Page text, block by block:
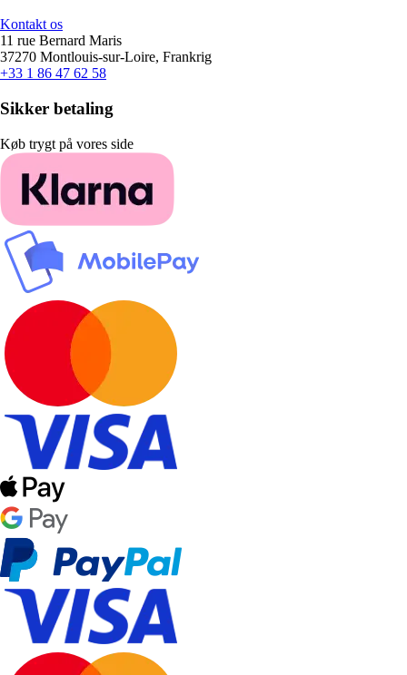
Kontakt os
11 rue Bernard Maris
37270 Montlouis-sur-Loire, Frankrig
+33 1 86 47 62 58
Sikker betaling
Køb trygt på vores side